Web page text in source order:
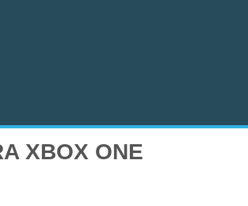
XBOX ONE